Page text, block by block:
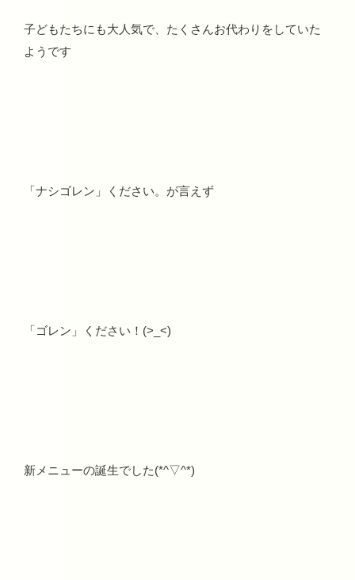
子どもたちにも大人気で、たくさんお代わりをしていた
ようです
「ナシゴレン」ください。が言えず
「ゴレン」ください！(>_<)
新メニューの誕生でした(*^▽^*)